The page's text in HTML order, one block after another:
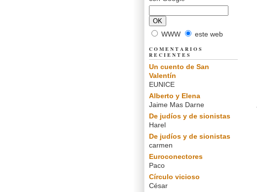
WWW este web
COMENTARIOS
RECIENTES
Un cuento de San
Valentín
EUNICE
Alberto y Elena
Jaime Mas Darne
De judíos y de sionistas
Harel
De judíos y de sionistas
carmen
Euroconectores
Paco
Círculo vicioso
César